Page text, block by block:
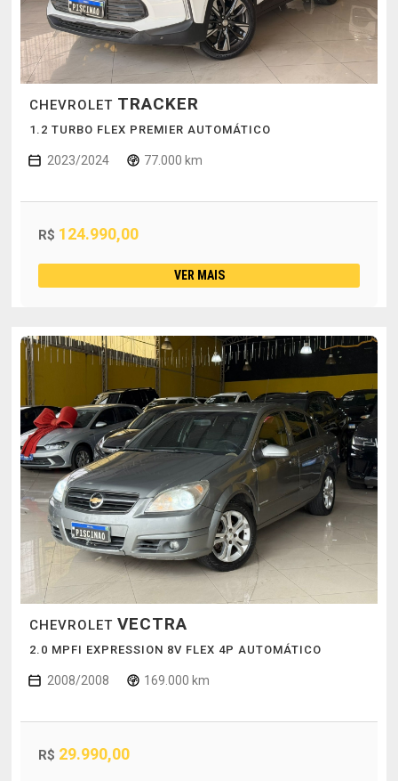
CHEVROLET TRACKER
1.2 TURBO FLEX PREMIER AUTOMÁTICO
2023/2024 77.000 km
R$ 124.990,00
VER MAIS
CHEVROLET VECTRA
2.0 MPFI EXPRESSION 8V FLEX 4P AUTOMÁTICO
2008/2008 169.000 km
R$ 29.990,00